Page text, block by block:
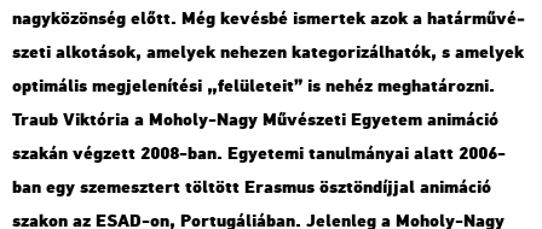
nagy­kö­zön­ség előtt. Még ke­vés­bé is­mer­tek azok a ha­tár­mű­vé­
sze­ti al­ko­tá­sok, ame­lyek ne­he­zen ka­te­go­ri­zál­ha­tók, s ame­lyek
op­ti­má­lis meg­je­le­ní­té­si „fe­lü­le­te­it” is nehéz meg­ha­tá­roz­ni.
Traub Vik­tó­ria a Mo­holy-Nagy Mű­vé­sze­ti Egye­tem ani­má­ció
sza­kán vég­zett 2008-ban. Egye­te­mi ta­nul­má­nyai alatt 2006-
ban egy sze­mesz­tert töl­tött Eras­mus ösz­tön­díj­jal ani­má­ció
sza­kon az ESAD-on, Por­tu­gá­li­á­ban. Je­len­leg a Mo­holy-Nagy